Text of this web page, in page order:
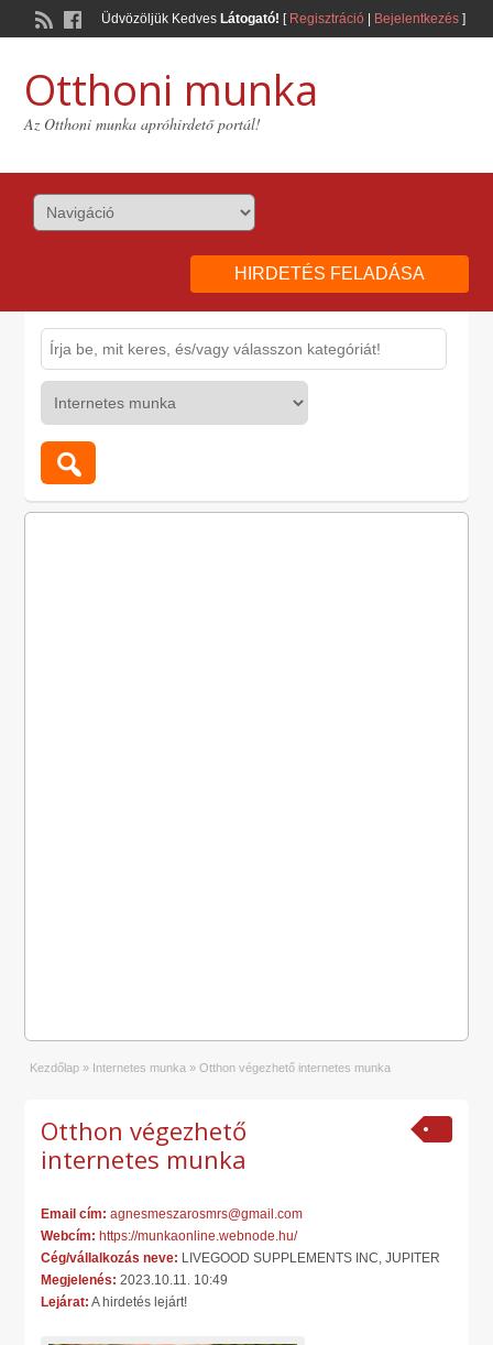
Üdvözöljük Kedves Látogató! [ Regisztráció| Bejelentkezés]
Otthoni munka
Az Otthoni munka apróhirdető portál!
HIRDETÉS FELADÁSA
Kezdőlap » Internetes munka » Otthon végezhető internetes munka
Otthon végezhető
internetes munka
Email cím: agnesmeszarosmrs@gmail.com
Webcím: https://munkaonline.webnode.hu/
Cég/vállalkozás neve: LIVEGOOD SUPPLEMENTS INC, JUPITER
Megjelenés: 2023.10.11. 10:49
Lejárat: A hirdetés lejárt!